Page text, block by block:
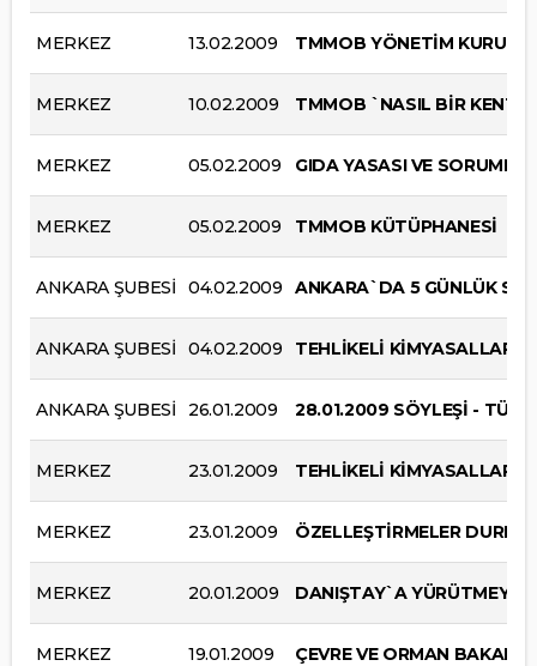
MERKEZ 13.02.2009 TMMOB YÖNETİM KURULU
MERKEZ 10.02.2009 TMMOB `NASIL BİR KENT?
MERKEZ 05.02.2009 GIDA YASASI VE
MERKEZ 05.02.2009 TMMOB KÜTÜPHANESİ
ANKARA ŞUBESİ 04.02.2009 ANKARA`DA 5 GÜNLÜK SU
ANKARA ŞUBESİ 04.02.2009 TEHLİKELİ
ANKARA ŞUBESİ 26.01.2009 28.01.2009 SÖYLEŞİ -
MERKEZ 23.01.2009 TEHLİKELİ
MERKEZ 23.01.2009 ÖZELLEŞTİRMELER
MERKEZ 20.01.2009 DANIŞTAY`A YÜRÜTMEYİ
MERKEZ 19.01.2009 ÇEVRE VE ORMAN